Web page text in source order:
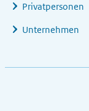
Privatpersonen
Unternehmen